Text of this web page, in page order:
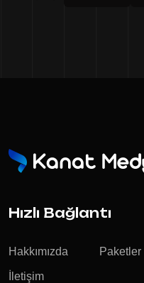
Hızlı Bağlantı
Hakkımızda Paketler
İletişim